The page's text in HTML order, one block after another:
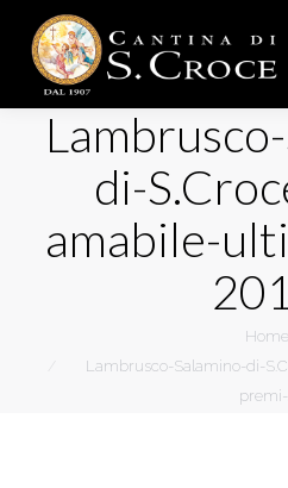
di-
amabile-
Home
Lambrusco-Salamino-di-
premi-